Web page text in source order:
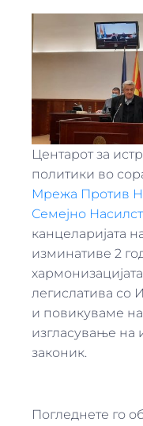
Центарот за
политики во
Мрежа Против
Семејно
канцеларијата
изминативе 2
легислатива со
и повикуваме
изгласување на
законик.
Погледнете го